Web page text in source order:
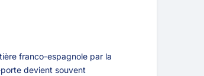
franco-espagnole par la
devient souvent